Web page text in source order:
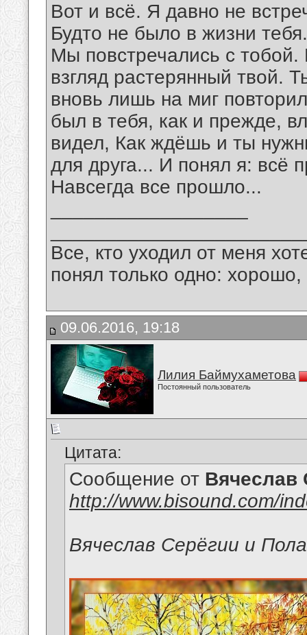
Вот и всё. Я давно не
Будто не было в жизни
Мы повстречались с
взгляд растерянный
вновь лишь на миг
был в тебя, как и прежде,
видел, Как ждёшь и ты
для друга... И понял я:
Навсегда все прошло...
Все, кто уходил от меня
понял только одно:
09.06.2016, 19:18
Лилия Баймухаметова
Постоянный пользователь
Цитата:
Сообщение от Вячеслав
http://www.bisound.com/
Вячеслав Серёгии и